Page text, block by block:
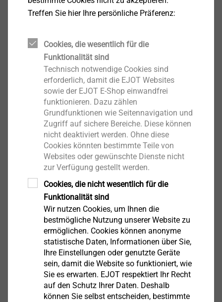
höchste Anforderungen an die zum Einsatz
kommenden Verbindungselemente. Diese
DELTA PT DS, die auf Basis der bewährten DELTA PT
Schraube aufgrund ihres besonderen
Gewindelayouts für schwierigste Anforderungen bei
der selbstfurchenden Verschraubung in Duroplaste
prädestiniert ist.
Modifizierte Gewindeenden
Treffen Sie hier Ihre persönliche Präferenz:
Cookies, die wesentlich für die
Funktionalität sind
Technisch notwendige Cookies sind
erforderlich, damit die EJOT Websites
sowie der EJOT E-Shop einwandfrei
funktionieren. Dazu zählen
Grundfunktionen wie Seitennavigation und
Zugriff auf sichere Bereiche. Diese können
nicht deaktiviert werden. Ohne diese
Cookies könnten bestimmte Teile von
Websites oder gewünschte Dienste nicht
zur Verfügung gestellt werden.
Cookies, die nicht wesentlich für die
Funktionalität sind
Wir nutzen Cookies, um Ihnen die
bestmögliche Nutzung unserer Website zu
ermöglichen. Cookies können anonyme
statistische Daten, Informationen über Sie,
Ihre Einstellungen oder genutzte Geräte
sein, damit die Website so funktioniert, wie
Sie es erwarten. EJOT respektiert Ihr Recht
auf den Schutz Ihrer Daten. Deshalb
können Sie selbst entscheiden, bestimmte